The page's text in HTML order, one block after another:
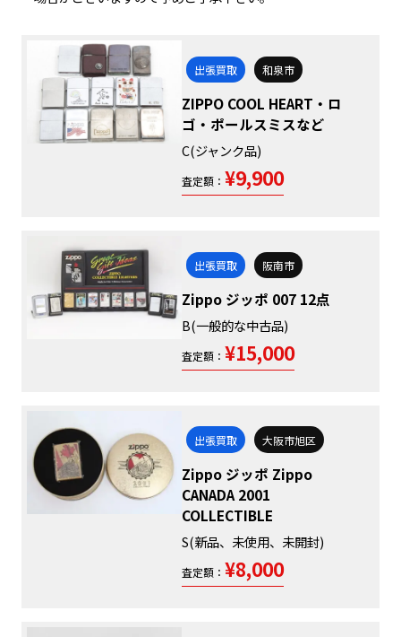
出張買取 和泉市
ZIPPO COOL HEART・ロ
ゴ・ポールスミスなど
C(ジャンク品)
査定額： ¥9,900
出張買取 阪南市
Zippo ジッポ 007 12点
B(一般的な中古品)
査定額： ¥15,000
出張買取 大阪市旭区
Zippo ジッポ Zippo
CANADA 2001
COLLECTIBLE
S(新品、未使用、未開封)
査定額： ¥8,000